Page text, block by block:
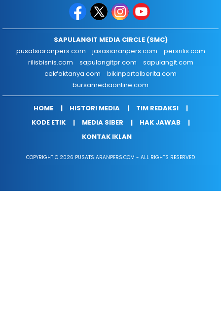
SAPULANGIT MEDIA CIRCLE (SMC)
pusatsiaranpers.com
jasasiaranpers.com
persrilis.com
rilisbisnis.com
sapulangitpr.com
sapulangit.com
cekfaktanya.com
bikinportalberita.com
bursamediaonline.com
HOME HISTORI MEDIA
TIM REDAKSI
KODE ETIK
MEDIA SIBER
HAK JAWAB
KONTAK IKLAN
COPYRIGHT © 2026 PUSATSIARANPERS.COM - ALL RIGHTS RESERVED